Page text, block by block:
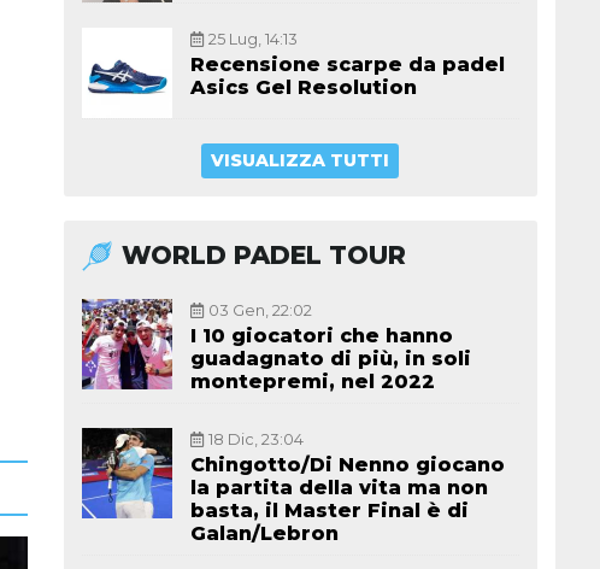
25 Lug, 14:13
Recensione scarpe da padel
Asics Gel Resolution
VISUALIZZA TUTTI
WORLD PADEL TOUR
03 Gen, 22:02
I 10 giocatori che hanno
guadagnato di più, in soli
montepremi, nel 2022
18 Dic, 23:04
Chingotto/Di Nenno giocano
la partita della vita ma non
basta, il Master Final è di
Galan/Lebron